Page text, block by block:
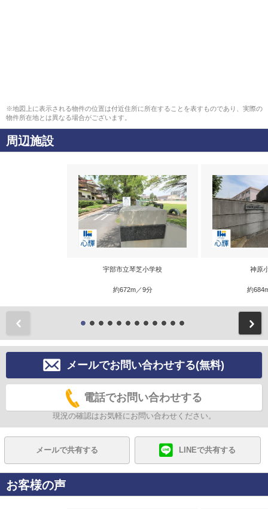
※地図上に表示される物件の位置は付近住所に所在することを表すものであり、実際の
物件所在地とは異なる場合がございます。
周辺施設
宇部市立琴芝小学校
約672m／9分
神原
約
メールでお問い合わせする(無料)
電話でお問い合わせする
現況の確認はお気軽にお問い合わせください。
メールで共有する LINEで共有する
お客様の声